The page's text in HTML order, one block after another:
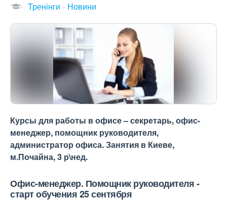
Тренінги
Новини
Курсы для работы в офисе – секретарь, офис-
менеджер, помощник руководителя,
администратор офиса. Занятия в Киеве,
м.Почайна, 3 р\нед.
Офис-менеджер. Помощник руководителя -
старт обучения 25 сентября